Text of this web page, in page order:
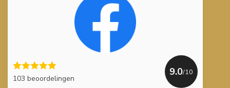
103 beoordelingen
9.0/10